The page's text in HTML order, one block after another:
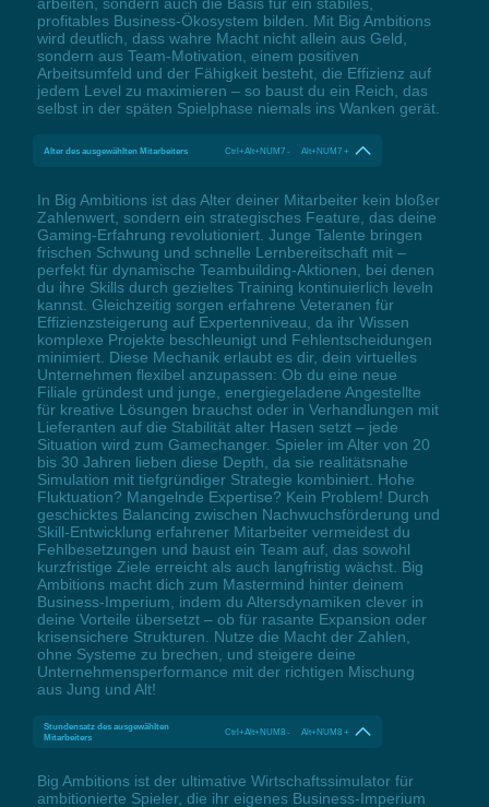
profitables Business-Ökosystem bilden. Mit Big Ambitions
wird deutlich, dass wahre Macht nicht allein aus Geld,
sondern aus Team-Motivation, einem positiven
Arbeitsumfeld und der Fähigkeit besteht, die Effizienz auf
jedem Level zu maximieren – so baust du ein Reich, das
selbst in der späten Spielphase niemals ins Wanken gerät.
Alter des ausgewählten Mitarbeiters Ctrl+Alt+NUM7 - Alt+NUM7 +
In Big Ambitions ist das Alter deiner Mitarbeiter kein bloßer
Zahlenwert, sondern ein strategisches Feature, das deine
Gaming-Erfahrung revolutioniert. Junge Talente bringen
frischen Schwung und schnelle Lernbereitschaft mit –
perfekt für dynamische Teambuilding-Aktionen, bei denen
du ihre Skills durch gezieltes Training kontinuierlich leveln
kannst. Gleichzeitig sorgen erfahrene Veteranen für
Effizienzsteigerung auf Expertenniveau, da ihr Wissen
komplexe Projekte beschleunigt und Fehlentscheidungen
minimiert. Diese Mechanik erlaubt es dir, dein virtuelles
Unternehmen flexibel anzupassen: Ob du eine neue
Filiale gründest und junge, energiegeladene Angestellte
für kreative Lösungen brauchst oder in Verhandlungen mit
Lieferanten auf die Stabilität alter Hasen setzt – jede
Situation wird zum Gamechanger. Spieler im Alter von 20
bis 30 Jahren lieben diese Depth, da sie realitätsnahe
Simulation mit tiefgründiger Strategie kombiniert. Hohe
Fluktuation? Mangelnde Expertise? Kein Problem! Durch
geschicktes Balancing zwischen Nachwuchsförderung und
Skill-Entwicklung erfahrener Mitarbeiter vermeidest du
Fehlbesetzungen und baust ein Team auf, das sowohl
kurzfristige Ziele erreicht als auch langfristig wächst. Big
Ambitions macht dich zum Mastermind hinter deinem
Business-Imperium, indem du Altersdynamiken clever in
deine Vorteile übersetzt – ob für rasante Expansion oder
krisensichere Strukturen. Nutze die Macht der Zahlen,
ohne Systeme zu brechen, und steigere deine
Unternehmensperformance mit der richtigen Mischung
aus Jung und Alt!
Stundensatz des ausgewählten
Mitarbeiters
Ctrl+Alt+NUM8 - Alt+NUM8 +
Big Ambitions ist der ultimative Wirtschaftssimulator für
ambitionierte Spieler, die ihr eigenes Business-Imperium